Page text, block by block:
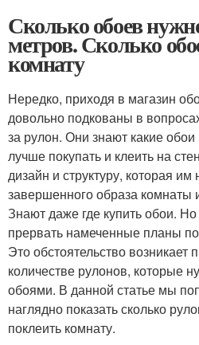
Сколько обоев
метров. Сколько
комнату
Нередко, приходя в магазин
довольно подкованы в
за рулон. Они знают какие обои
лучше покупать и клеить на
дизайн и структуру, которая
завершенного образа комнаты
Знают даже где купить обои.
прервать намеченные планы
Это обстоятельство
количестве рулонов, которые
обоями. В данной статье мы
наглядно показать сколько
поклеить комнату.